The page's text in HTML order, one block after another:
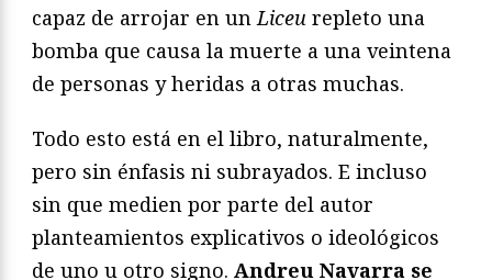
capaz de arrojar en unLiceu repleto una
bomba que causa la muerte a una veintena
de personas y heridas a otras muchas.
Todo esto está en el libro, naturalmente,
pero sin énfasis ni subrayados. E incluso
sin que medien por parte del autor
planteamientos explicativos o ideológicos
de uno u otro signo. Andreu Navarra se